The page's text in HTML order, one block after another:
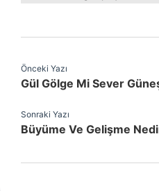
Önceki Yazı
Gül Gölge Mi Sever
Sonraki Yazı
Büyüme Ve Gelişme